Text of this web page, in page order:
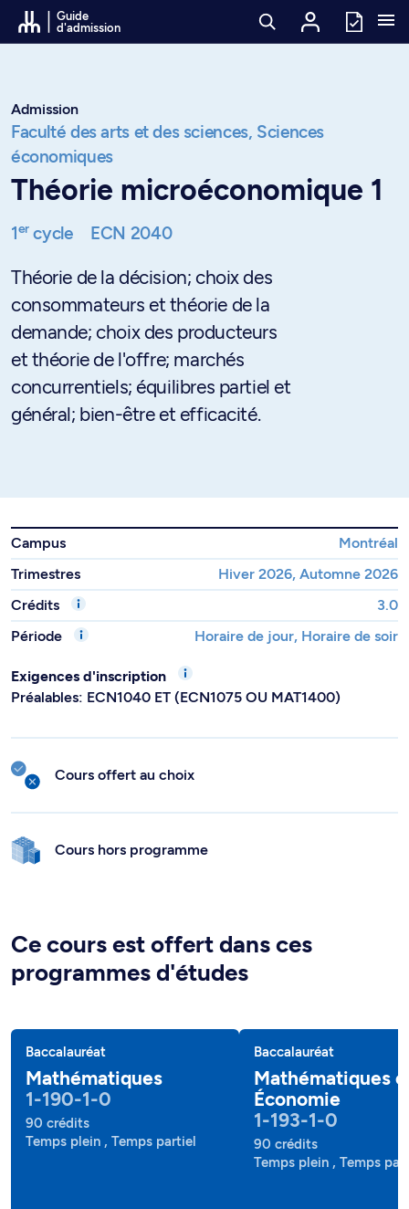
Passer au contenu
Guide
d'admission
Admission
Faculté des arts et des sciences, Sciences
économiques
Théorie microéconomique 1
1ercycle ECN 2040
Théorie de la décision; choix des
consommateurs et théorie de la
demande; choix des producteurs
et théorie de l'offre; marchés
concurrentiels; équilibres partiel et
général; bien-être et efficacité.
Campus
Montréal
Trimestres
Hiver 2026, Automne 2026
Crédits
3.0
Période
Horaire de jour, Horaire de soir
Exigences d'inscription
Préalables: ECN1040 ET (ECN1075 OU MAT1400)
Cours offert au choix
Cours hors programme
Ce cours est offert dans ces
programmes d'études
Baccalauréat
Mathématiques
1-190-1-0
90 crédits
Temps plein , Temps partiel
Baccalauréat
Mathématiques
Économie
1-193-1-0
90 crédits
Temps plein , Temps